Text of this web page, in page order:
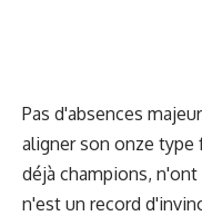
Pas d'absences
aligner son onze type
déjà champions,
n'est un record